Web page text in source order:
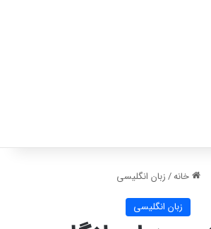
خانه/زبان انگلیسی
زبان انگلیسی